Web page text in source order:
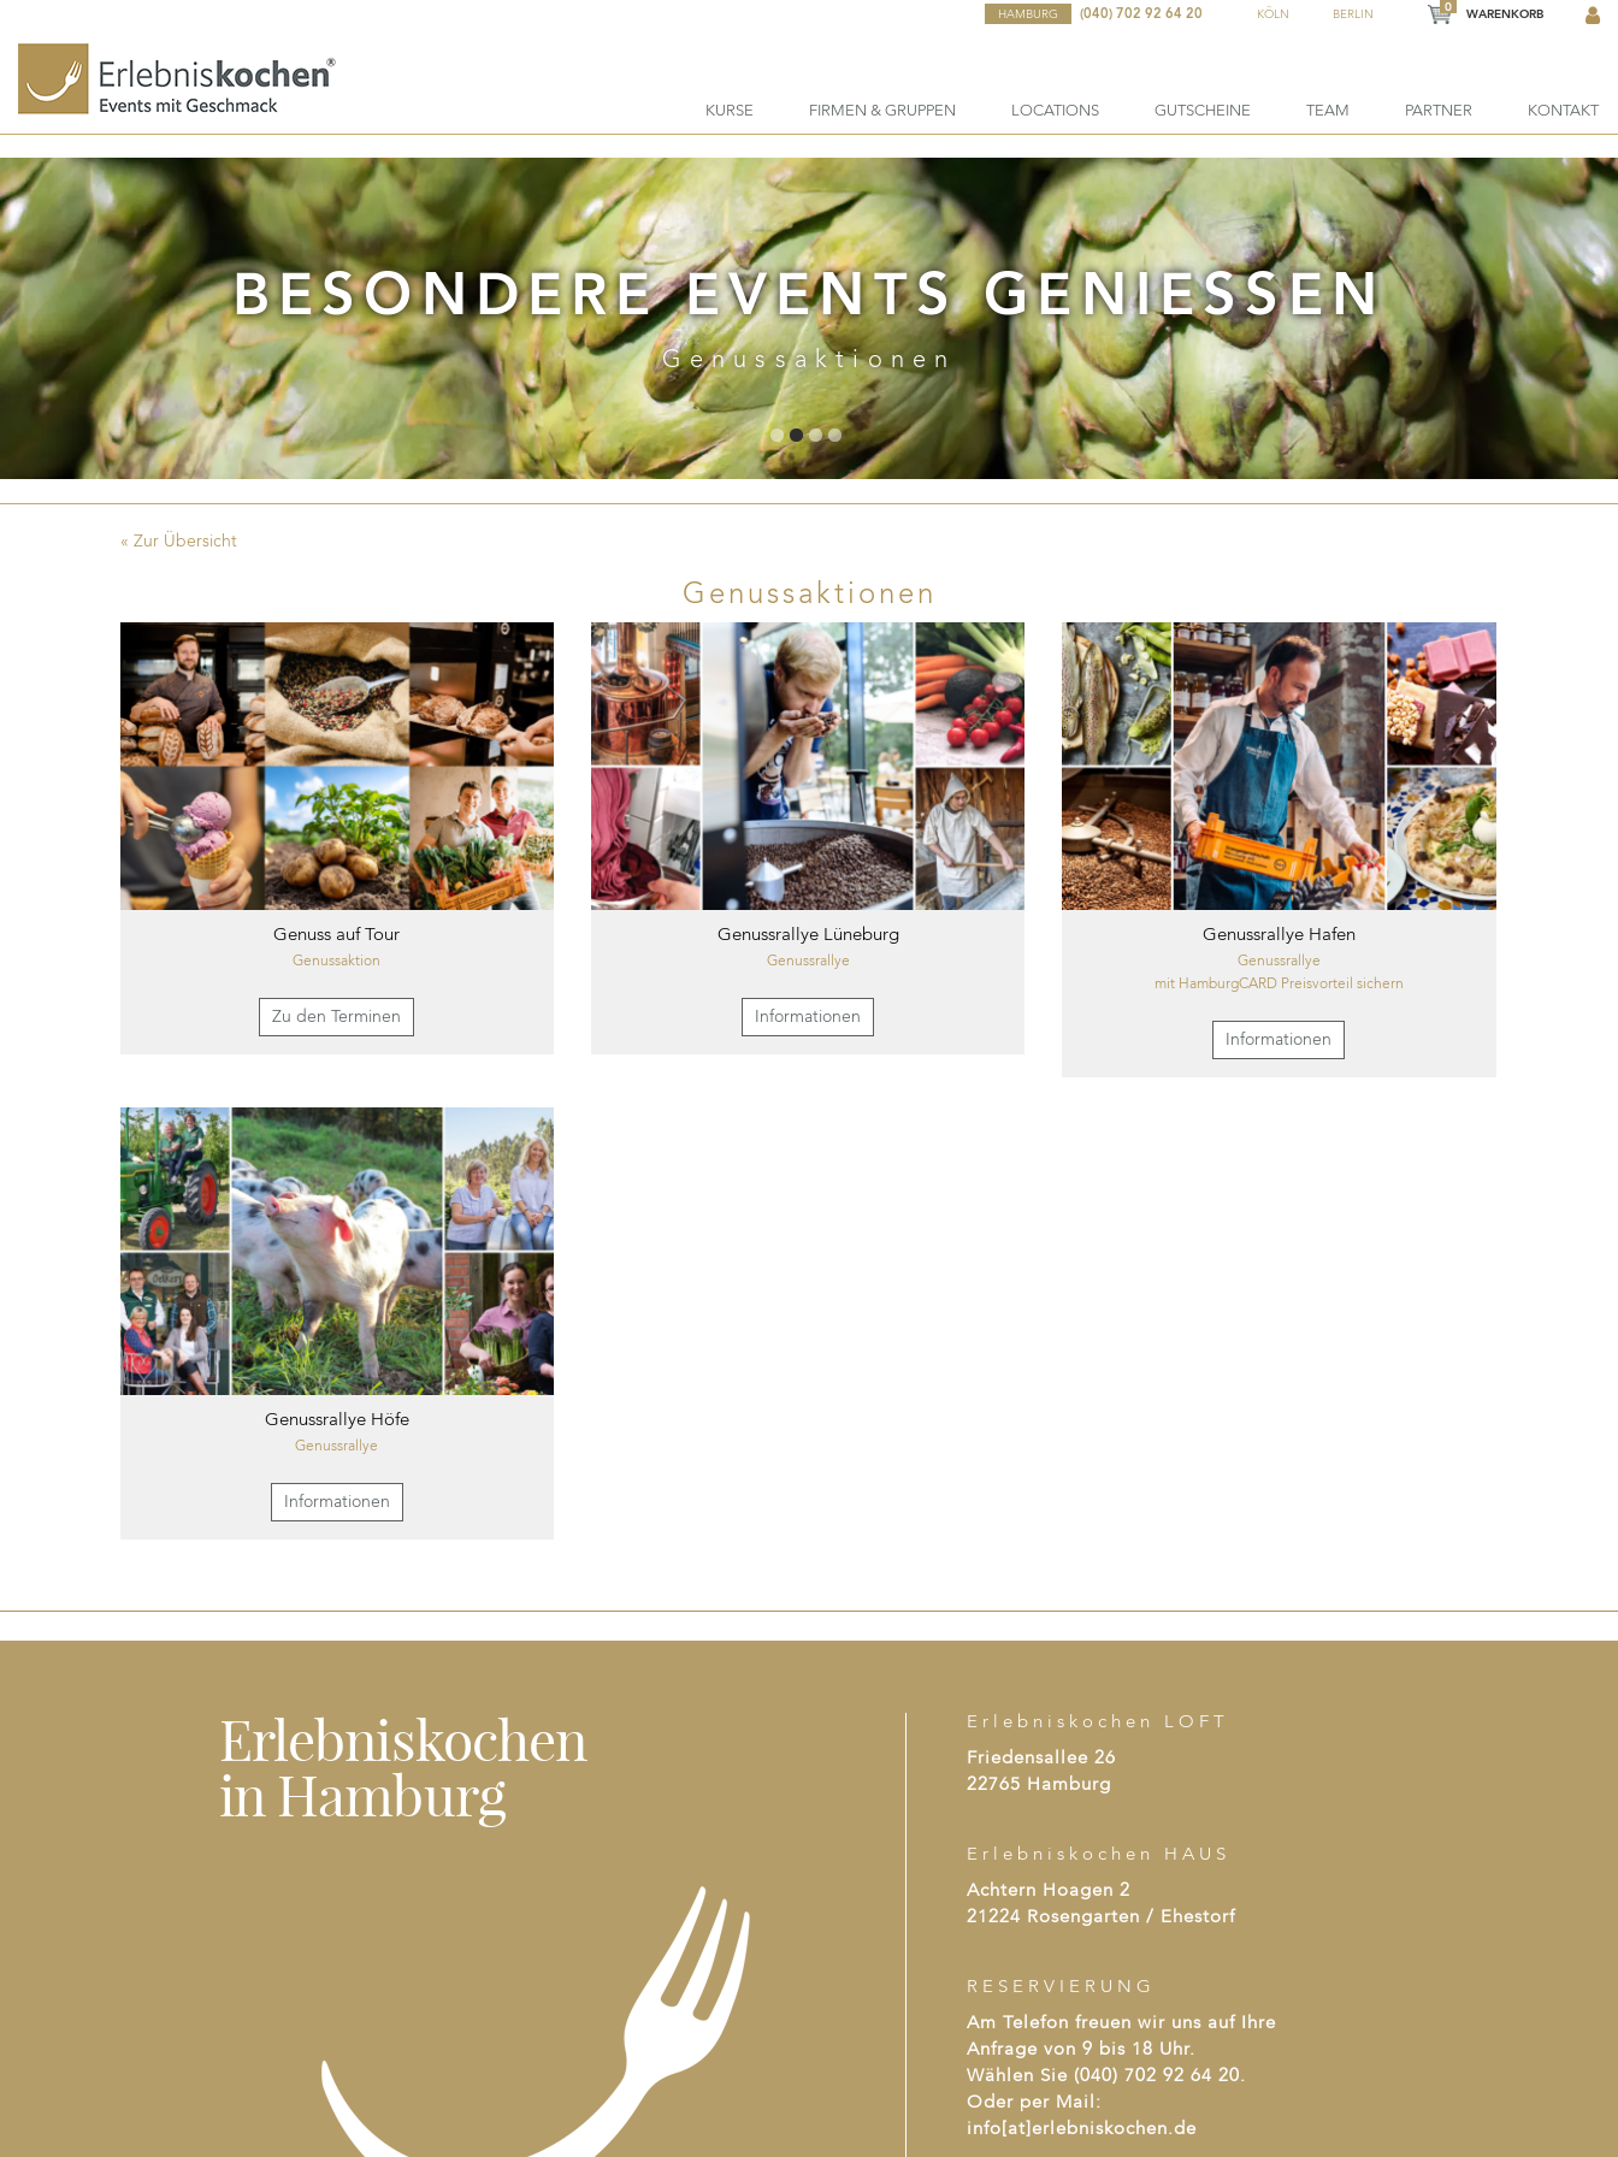
HAMBURG (040) 702 92 64 20 KÖLN BERLIN
0
WARENKORB
KURSE FIRMEN & GRUPPEN LOCATIONS GUTSCHEINE TEAM PARTNER KONTAKT
BESONDERE EVENTS GENIESSEN
Genussaktionen
« Zur Übersicht
Genussaktionen
Genuss auf Tour
Genussaktion
Zu den Terminen
Genussrallye Lüneburg
Genussrallye
Informationen
Genussrallye Hafen
Genussrallye
mit HamburgCARD Preisvorteil sichern
Informationen
Genussrallye Höfe
Genussrallye
Informationen
Erlebniskochen
in Hamburg
Erlebniskochen LOFT
Friedensallee 26
22765 Hamburg
Erlebniskochen HAUS
Achtern Hoagen 2
21224 Rosengarten / Ehestorf
RESERVIERUNG
Am Telefon freuen wir uns auf Ihre
Anfrage von 9 bis 18 Uhr.
Wählen Sie (040) 702 92 64 20.
Oder per Mail:
info[at]erlebniskochen.de